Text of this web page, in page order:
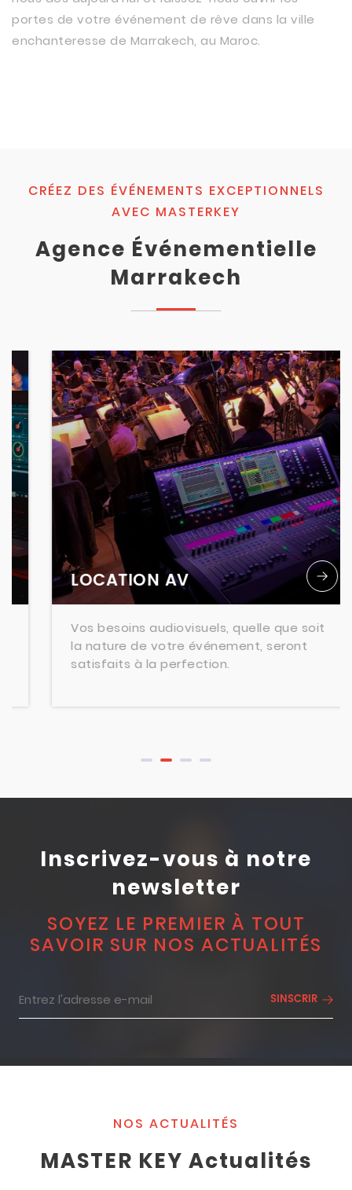
portes de votre événement de rêve dans la ville
enchanteresse de Marrakech, au Maroc.
CRÉEZ DES ÉVÉNEMENTS EXCEPTIONNELS
AVEC MASTERKEY
Agence Événementielle
Marrakech
LOCATION AV
Vos besoins audiovisuels, quelle que soit
la nature de votre événement, seront
satisfaits à la perfection.
Inscrivez-vous à notre
newsletter
SOYEZ LE PREMIER À TOUT
SAVOIR SUR NOS ACTUALITÉS
NOS ACTUALITÉS
MASTER KEY Actualités